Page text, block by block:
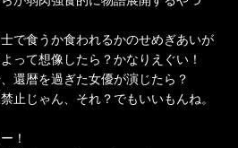
で食うか食われるかのせめぎあいが
って想像したら？かなりえぐい！
還暦を過ぎた女優が演じたら？
止じゃん、それ？でもいいもんね。
！